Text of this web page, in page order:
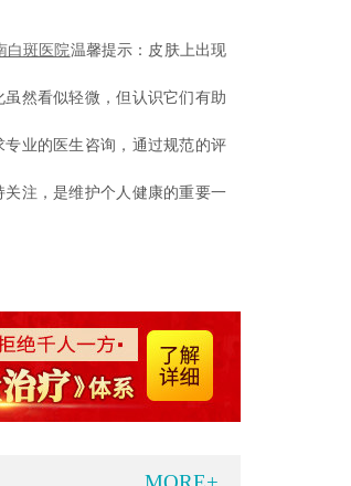
白斑医院温馨提示：皮肤上出现
然看似轻微，但认识它们有助
业的医生咨询，通过规范的评
注，是维护个人健康的重要一